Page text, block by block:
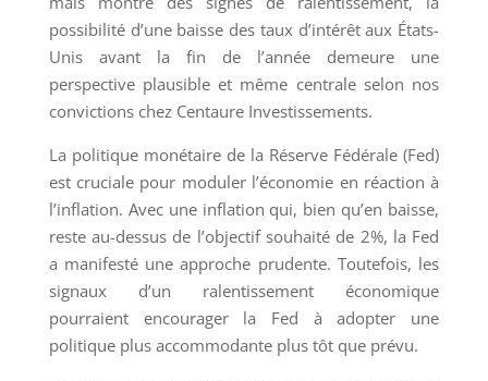
possibilité d’une baisse des taux d’intérêt aux États-
Unis avant la fin de l’année demeure une
perspective plausible et même centrale selon nos
convictions chez Centaure Investissements.
La politique monétaire de la Réserve Fédérale (Fed)
est cruciale pour moduler l’économie en réaction à
l’inflation. Avec une inflation qui, bien qu’en baisse,
reste au-dessus de l’objectif souhaité de 2%, la Fed
a manifesté une approche prudente. Toutefois, les
signaux d’un ralentissement économique
pourraient encourager la Fed à adopter une
politique plus accommodante plus tôt que prévu.